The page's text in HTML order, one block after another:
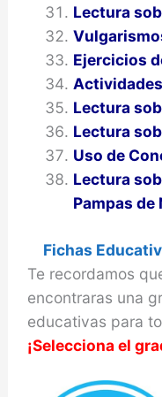
Lectura
Ejercicios
Lectura
Lectura
Uso de
Lectura
Pampas de
Fichas
Te recordamos
encontraras una
educativas para
¡Selecciona el